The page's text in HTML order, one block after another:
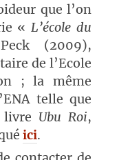
que l’on
« L’école du
(2009),
de l’Ecole
; la même
telle que
livre Ubu Roi,
ici.